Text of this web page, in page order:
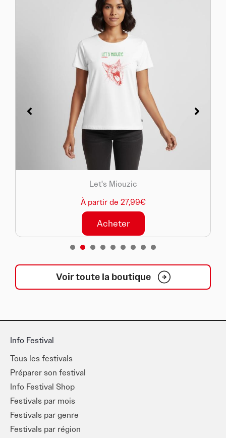
Let's Miouzic
À partir de 27,99€
Acheter
1
Voir toute la boutique
Info Festival
Tous les festivals
Préparer son festival
Info Festival Shop
Festivals par mois
Festivals par genre
Festivals par région